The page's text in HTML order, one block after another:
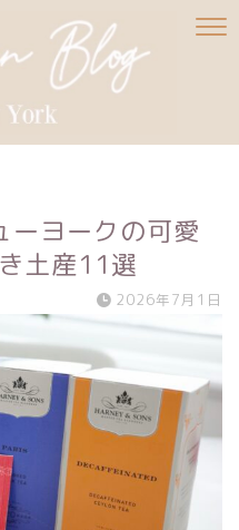
ーヨークの可愛
土産11選
2026年7月1日